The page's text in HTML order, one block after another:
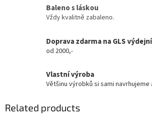
Baleno s láskou
Vždy kvalitně zabaleno.
Doprava zdarma na GLS
od 2000,-
Vlastní výroba
Většinu výrobků si sami navrhujeme
Related products